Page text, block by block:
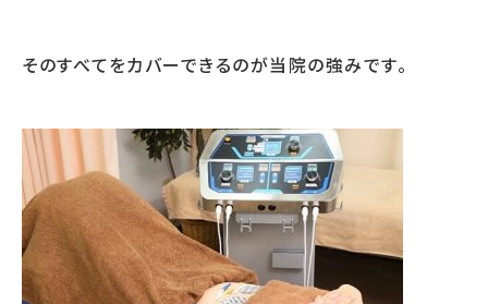
そのすべてをカバーできるのが当院の強みです。